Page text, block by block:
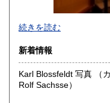
創業明治40年。
吹き抜け2階建ての店内
美術書から学術著、貴
ユニークで楽しい本と
店の前には6台分の駐
ご蔵書の買取も承ってお
続きを読む
新着情報
Karl Blossfeldt 写真 （カール・ブロスフェルト/With a text by
Rolf Sachsse）